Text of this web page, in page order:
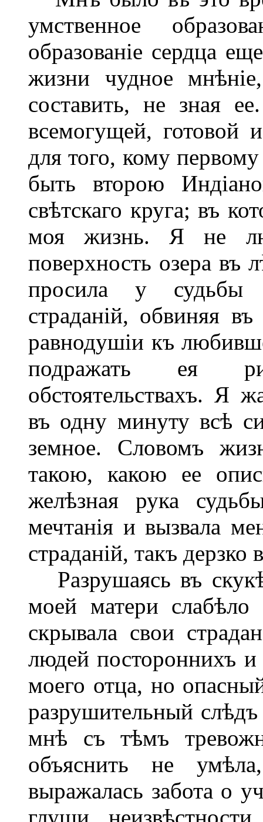
умственное
образованіе сердца
жизни чудное
составить, не зная
всемогущей, готовой
для того, кому
быть второю
свѣтскаго круга; въ
моя жизнь. Я не
поверхность озера въ
просила у судьбы
страданій, обвиняя
равнодушіи къ
подражать ея
обстоятельствахъ. Я
въ одну минуту всѣ
земное. Словомъ
такою, какою ее
желѣзная рука
мечтанія и вызвала
страданій, такъ
Разрушаясь въ
моей матери
скрывала свои
людей постороннихъ
моего отца, но
разрушительный
мнѣ съ тѣмъ
объяснить не
выражалась забота о
глуши